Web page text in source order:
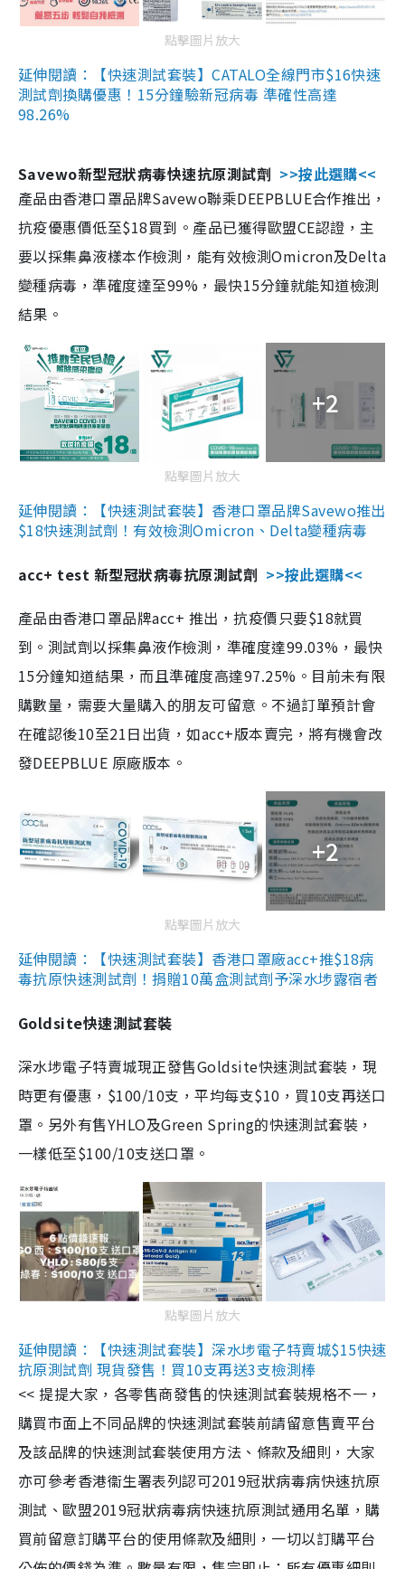
點擊圖片放大
延伸閱讀：【快速測試套裝】CATALO全線門市$16快速
測試劑換購優惠！15分鐘驗新冠病毒 準確性高達
98.26%
Savewo新型冠狀病毒快速抗原測試劑 >>按此選購<<
產品由香港口罩品牌Savewo聯乘DEEPBLUE合作推出，
抗疫優惠價低至$18買到。產品已獲得歐盟CE認證，主
要以採集鼻液樣本作檢測，能有效檢測Omicron及Delta
變種病毒，準確度達至99%，最快15分鐘就能知道檢測
結果。
+2
點擊圖片放大
延伸閱讀：【快速測試套裝】香港口罩品牌Savewo推出
$18快速測試劑！有效檢測Omicron、Delta變種病毒
acc+ test 新型冠狀病毒抗原測試劑 >>按此選購<<
產品由香港口罩品牌acc+ 推出，抗疫價只要$18就買
到。測試劑以採集鼻液作檢測，準確度達99.03%，最快
15分鐘知道結果，而且準確度高達97.25%。目前未有限
購數量，需要大量購入的朋友可留意。不過訂單預計會
在確認後10至21日出貨，如acc+版本賣完，將有機會改
發DEEPBLUE 原廠版本。
+2
點擊圖片放大
延伸閱讀：【快速測試套裝】香港口罩廠acc+推$18病
毒抗原快速測試劑！捐贈10萬盒測試劑予深水埗露宿者
Goldsite快速測試套裝
深水埗電子特賣城現正發售Goldsite快速測試套裝，現
時更有優惠，$100/10支，平均每支$10，買10支再送口
罩。另外有售YHLO及Green Spring的快速測試套裝，
一樣低至$100/10支送口罩。
點擊圖片放大
延伸閱讀：【快速測試套裝】深水埗電子特賣城$15快速
抗原測試劑 現貨發售！買10支再送3支檢測棒
<< 提提大家，各零售商發售的快速測試套裝規格不一，
購買市面上不同品牌的快速測試套裝前請留意售賣平台
及該品牌的快速測試套裝使用方法、條款及細則，大家
亦可參考香港衞生署表列認可2019冠狀病毒病快速抗原
測試、歐盟2019冠狀病毒病快速抗原測試通用名單，購
買前留意訂購平台的使用條款及細則，一切以訂購平台